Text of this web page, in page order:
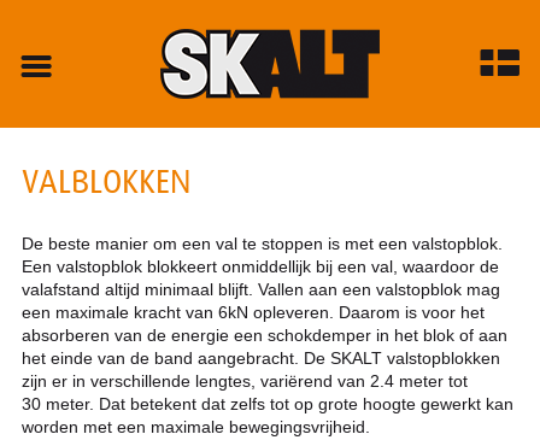
VALBLOKKEN
De beste manier om een val te stoppen is met een valstopblok.
Een valstopblok blokkeert onmiddellijk bij een val, waardoor de
valafstand altijd minimaal blijft. Vallen aan een valstopblok mag
een maximale kracht van 6kN opleveren. Daarom is voor het
absorberen van de energie een schokdemper in het blok of aan
het einde van de band aangebracht. De SKALT valstopblokken
zijn er in verschillende lengtes, variërend van 2.4 meter tot
30 meter. Dat betekent dat zelfs tot op grote hoogte gewerkt kan
worden met een maximale bewegingsvrijheid.